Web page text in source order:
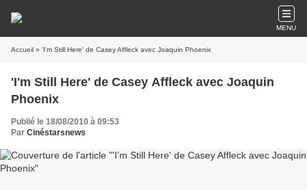
MENU
Accueil » 'I'm Still Here' de Casey Affleck avec Joaquin Phoenix
'I'm Still Here' de Casey Affleck avec Joaquin
Phoenix
Publié le 18/08/2010 à 09:53
Par Cinéstarsnews